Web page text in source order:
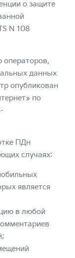
о защите
N 108
операторов,
данных
опубликован
по
ПДн
случаях:
является
в любой